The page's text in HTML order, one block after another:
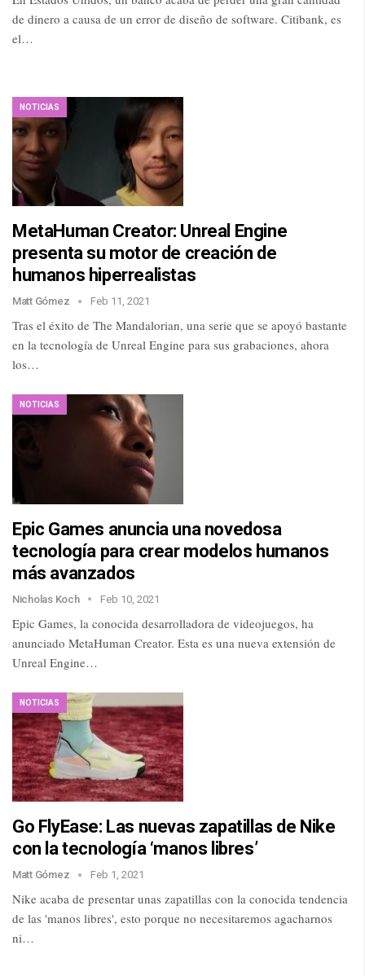
de dinero a causa de un error de diseño de software. Citibank, es
el…
NOTICIAS
MetaHuman Creator: Unreal Engine
presenta su motor de creación de
humanos hiperrealistas
Matt Gómez Feb 11, 2021
Tras el éxito de The Mandalorian, una serie que se apoyó bastante
en la tecnología de Unreal Engine para sus grabaciones, ahora
los…
NOTICIAS
Epic Games anuncia una novedosa
tecnología para crear modelos humanos
más avanzados
Nicholas Koch Feb 10, 2021
Epic Games, la conocida desarrolladora de videojuegos, ha
anunciado MetaHuman Creator. Esta es una nueva extensión de
Unreal Engine…
NOTICIAS
Go FlyEase: Las nuevas zapatillas de Nike
con la tecnología ‘manos libres’
Matt Gómez Feb 1, 2021
Nike acaba de presentar unas zapatillas con la conocida tendencia
de las 'manos libres', esto porque no necesitaremos agacharnos
ni…